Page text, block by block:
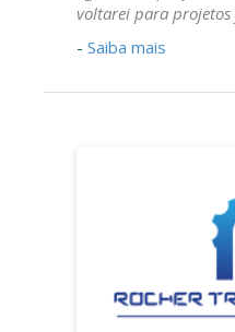
voltarei para projetos
- Saiba mais